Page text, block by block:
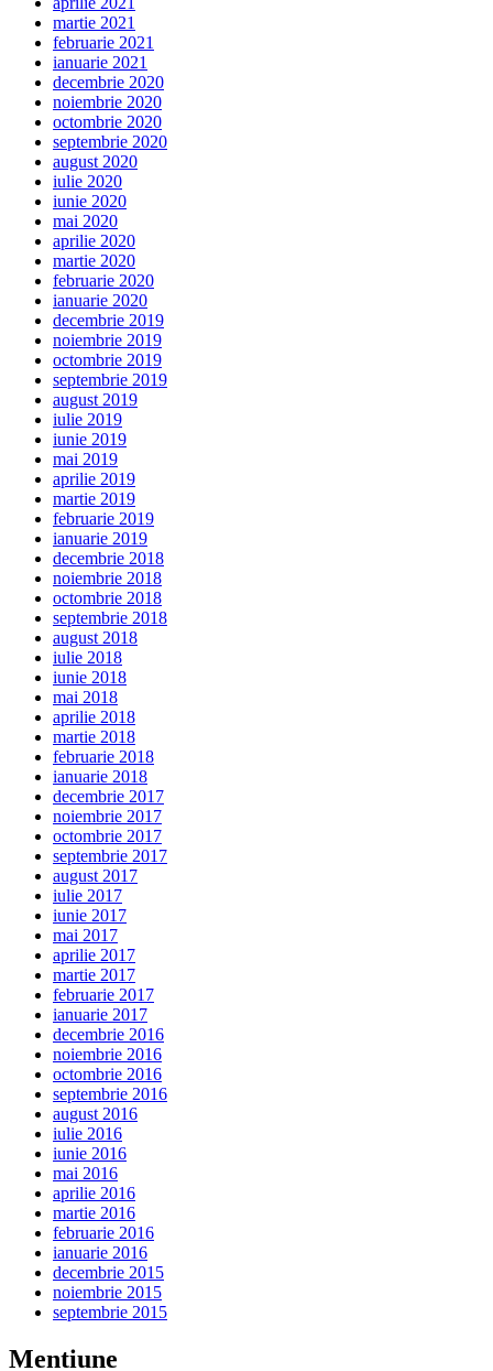
martie 2021
februarie 2021
ianuarie 2021
decembrie 2020
noiembrie 2020
octombrie 2020
septembrie 2020
august 2020
iulie 2020
iunie 2020
mai 2020
aprilie 2020
martie 2020
februarie 2020
ianuarie 2020
decembrie 2019
noiembrie 2019
octombrie 2019
septembrie 2019
august 2019
iulie 2019
iunie 2019
mai 2019
aprilie 2019
martie 2019
februarie 2019
ianuarie 2019
decembrie 2018
noiembrie 2018
octombrie 2018
septembrie 2018
august 2018
iulie 2018
iunie 2018
mai 2018
aprilie 2018
martie 2018
februarie 2018
ianuarie 2018
decembrie 2017
noiembrie 2017
octombrie 2017
septembrie 2017
august 2017
iulie 2017
iunie 2017
mai 2017
aprilie 2017
martie 2017
februarie 2017
ianuarie 2017
decembrie 2016
noiembrie 2016
octombrie 2016
septembrie 2016
august 2016
iulie 2016
iunie 2016
mai 2016
aprilie 2016
martie 2016
februarie 2016
ianuarie 2016
decembrie 2015
noiembrie 2015
septembrie 2015
Mentiune